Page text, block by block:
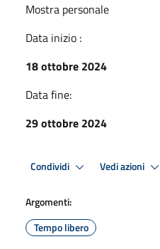
Mostra personale
Data inizio :
18 ottobre 2024
Data fine:
29 ottobre 2024
Condividi Vedi azioni
Argomenti:
Tempo libero